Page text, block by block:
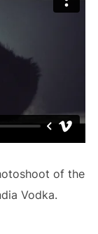
of the
Vodka.